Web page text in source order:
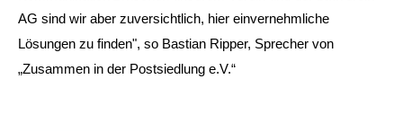
AG sind wir aber zuversichtlich, hier einvernehmliche
Lösungen zu finden", so Bastian Ripper, Sprecher von
„Zusammen in der Postsiedlung e.V.“